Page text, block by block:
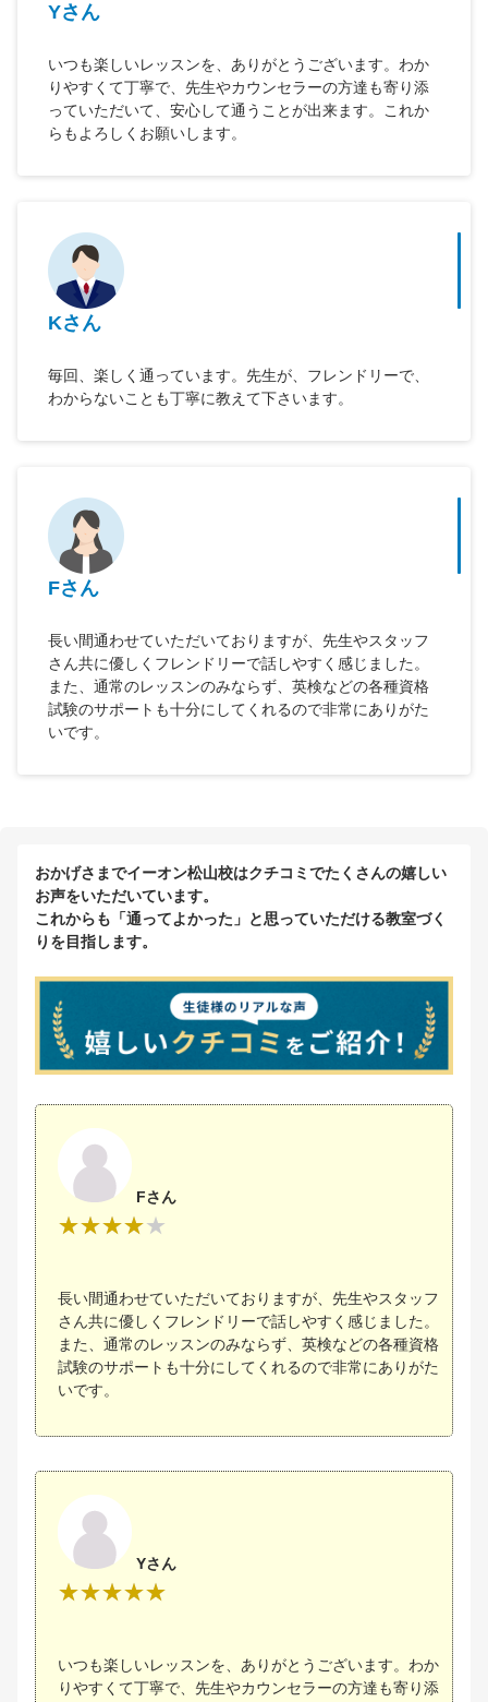
Yさん
いつも楽しいレッスンを、ありがとうございます。わか
りやすくて丁寧で、先生やカウンセラーの方達も寄り添
っていただいて、安心して通うことが出来ます。これか
らもよろしくお願いします。
Kさん
毎回、楽しく通っています。先生が、フレンドリーで、
わからないことも丁寧に教えて下さいます。
Fさん
長い間通わせていただいておりますが、先生やスタッフ
さん共に優しくフレンドリーで話しやすく感じました。
また、通常のレッスンのみならず、英検などの各種資格
試験のサポートも十分にしてくれるので非常にありがた
いです。
おかげさまでイーオン松山校はクチコミでたくさんの嬉しい
お声をいただいています。
これからも「通ってよかった」と思っていただける教室づく
りを目指します。
Fさん
長い間通わせていただいておりますが、先生やスタッフ
さん共に優しくフレンドリーで話しやすく感じました。
また、通常のレッスンのみならず、英検などの各種資格
試験のサポートも十分にしてくれるので非常にありがた
いです。
Yさん
いつも楽しいレッスンを、ありがとうございます。わか
りやすくて丁寧で、先生やカウンセラーの方達も寄り添